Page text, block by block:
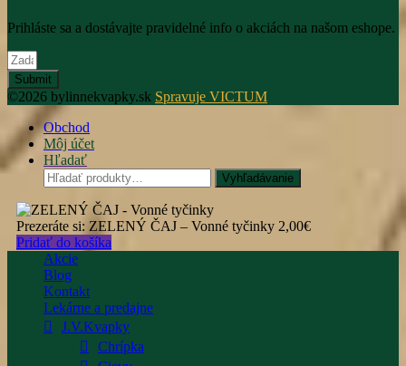
Prihláste sa a dostávajte pravidelné info o akciách na našom eshope.
Submit
©2026 bylinnekvapky.sk Spravuje VICTUM
Obchod
Môj účet
Hľadať
Hľadať:
Vyhľadávanie
Prezeráte si: ZELENÝ ČAJ – Vonné tyčinky 2,00€
Pridať do košíka
Akcie
Blog
Kontakt
Lekárne a predajne
J.V.Kvapky
Chrípka